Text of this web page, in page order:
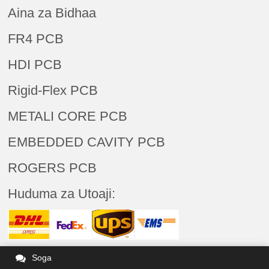
Aina za Bidhaa
FR4 PCB
HDI PCB
Rigid-Flex PCB
METALI CORE PCB
EMBEDDED CAVITY PCB
ROGERS PCB
Huduma za Utoaji:
Soga